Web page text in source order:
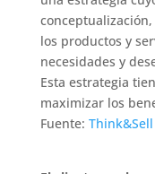
los productos y
necesidades y
Esta estrategia
maximizar los
Fuente: Think&Sell